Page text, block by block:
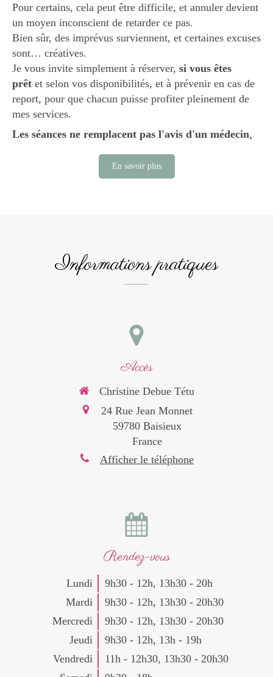
Pour certains, cela peut être difficile, et annuler devient
un moyen inconscient de retarder ce pas.
Bien sûr, des imprévus surviennent, et certaines excuses
sont… créatives.
Je vous invite simplement à réserver, si vous êtes
prêt et selon vos disponibilités, et à prévenir en cas de
report, pour que chacun puisse profiter pleinement de
mes services.
Les séances ne remplacent pas l'avis d'un médecin.
En savoir plus
Informations pratiques
Accès
Christine Debue Tétu
24 Rue Jean Monnet
59780 Baisieux
France
Afficher le téléphone
Rendez-vous
Lundi 9h30 - 12h, 13h30 - 20h
Mardi
9h30 - 12h, 13h30 - 20h30
Mercredi
9h30 - 12h, 13h30 - 20h30
Jeudi
9h30 - 12h, 13h - 19h
Vendredi
11h - 12h30, 13h30 - 20h30